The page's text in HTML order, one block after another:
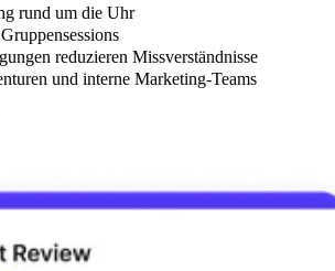
rund um die Uhr
reduzieren Missverständnisse
und interne Marketing-Teams